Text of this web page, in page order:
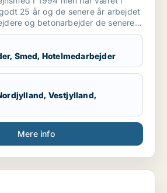
25 år og de senere år arbejdet
og betonarbejder de senere
jeg er pt.
Smed, Hotelmedarbejder
Vestjylland,
Mere info
bygningsarbejder / fritids